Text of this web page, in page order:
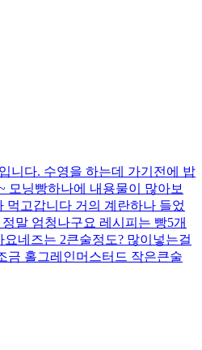
니다. 수영을 하는데 가기전에 밥
모닝빵하나에 내용물이 많아보
먹고갑니다 거의 계란하나 들었
말 엄청나구요 레시피는 빵5개
네즈는 2큰술정도? 많이넣는걸
금 홀그레인머스터드 작은큰술